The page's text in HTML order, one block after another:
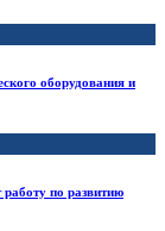
оборудования и
по развитию